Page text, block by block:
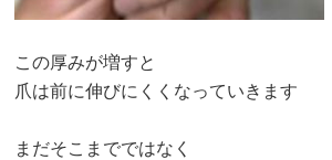
この厚みが増すと
爪は前に伸びにくくなっていきます
まだそこまでではなく